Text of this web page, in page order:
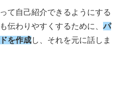
て自己紹介できるようにする
伝わりやすくするために、パ
を作成し、それを元に話しま